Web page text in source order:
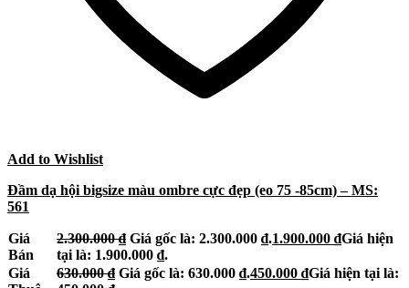
Add to Wishlist
Đầm dạ hội bigsize màu ombre cực đẹp (eo 75 -85cm) – MS:
561
Giá
Bán
2.300.000₫ Giá gốc là: 2.300.000 ₫.1.900.000 ₫Giá hiện
tại là: 1.900.000 ₫.
Giá
630.000₫ Giá gốc là: 630.000 ₫.450.000 ₫Giá hiện tại là: